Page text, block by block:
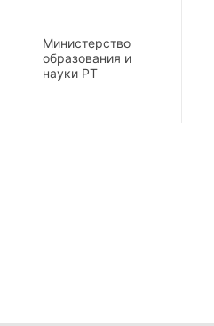
Министерство
образования и
науки РТ